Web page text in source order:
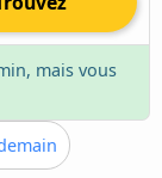
mais vous